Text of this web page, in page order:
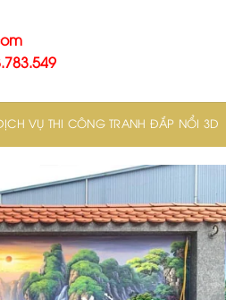
VỤ THI CÔNG TRANH ĐẮP NỔI 3D